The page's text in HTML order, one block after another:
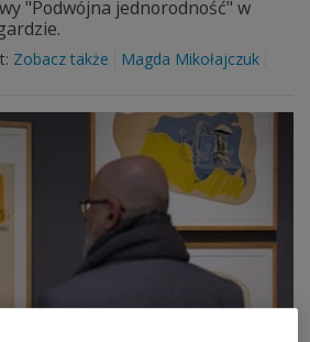
"Podwójna jednorodność" w
Zobacz także
Magda Mikołajczuk